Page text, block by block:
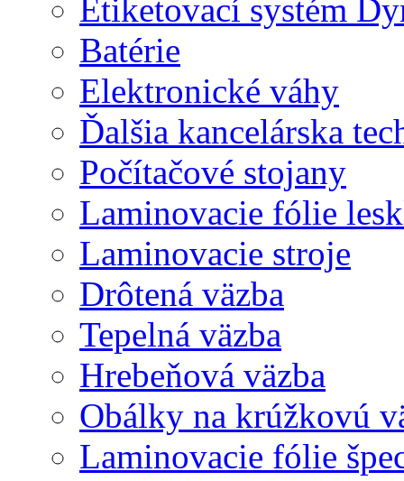
Etiketovací systém
Batérie
Elektronické váhy
Ďalšia kancelárska
Počítačové stojany
Laminovacie fólie
Laminovacie stroje
Drôtená väzba
Tepelná väzba
Hrebeňová väzba
Obálky na krúžkovú
Laminovacie fólie